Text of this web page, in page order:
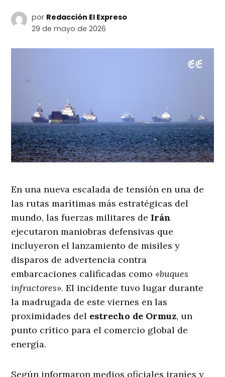
por Redacción El Expreso
29 de mayo de 2026
En una nueva escalada de tensión en una de
las rutas marítimas más estratégicas del
mundo, las fuerzas militares de Irán
ejecutaron maniobras defensivas que
incluyeron el lanzamiento de misiles y
disparos de advertencia contra
embarcaciones calificadas como«buques
infractores». El incidente tuvo lugar durante
la madrugada de este viernes en las
proximidades del estrecho de Ormuz, un
punto crítico para el comercio global de
energía.
Según informaron medios oficiales iraníes y